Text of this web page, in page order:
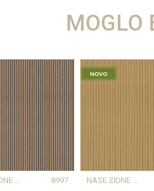
MOGLO
NAŠE ZIDNE OBLOGE PROSTORU DAJU KARAKTER I TOPLINU 8997 NAŠE ZIDNE OBLOGE PROSTORU DAJU KARAKTER I TOPLINU